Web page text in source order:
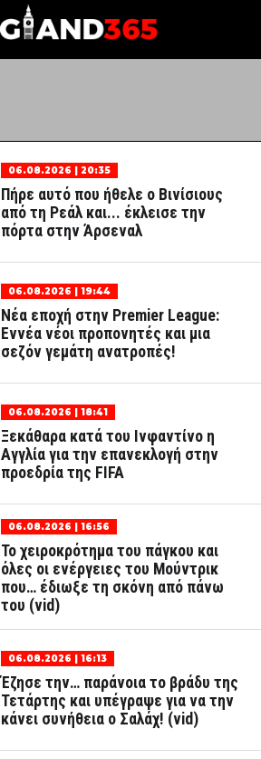
06.08.2026 | 20:35
Πήρε αυτό που ήθελε ο Βινίσιους
από τη Ρεάλ και... έκλεισε την
πόρτα στην Άρσεναλ
06.08.2026 | 19:44
Νέα εποχή στην Premier League:
Εννέα νέοι προπονητές και μια
σεζόν γεμάτη ανατροπές!
06.08.2026 | 18:41
Ξεκάθαρα κατά του Ινφαντίνο η
Αγγλία για την επανεκλογή στην
προεδρία της FIFA
06.08.2026 | 16:56
Το χειροκρότημα του πάγκου και
όλες οι ενέργειες του Μούντρικ
που… έδιωξε τη σκόνη από πάνω
του (vid)
06.08.2026 | 16:13
Έζησε την… παράνοια το βράδυ της
Τετάρτης και υπέγραψε για να την
κάνει συνήθεια ο Σαλάχ! (vid)